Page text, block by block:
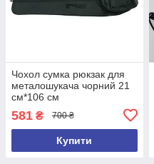
Чохол сумка рюкзак для
металошукача чорний 21
см*106 см
581 ₴ 700 ₴
Купити